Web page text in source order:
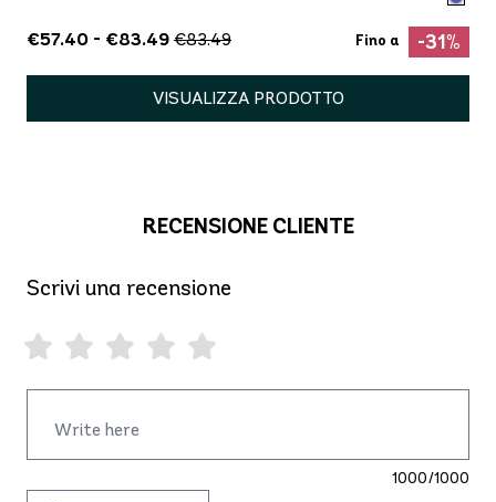
€57.40 - €83.49 €83.49 Fino a -31%
VISUALIZZA PRODOTTO
RECENSIONE CLIENTE
Scrivi una recensione
1000/1000